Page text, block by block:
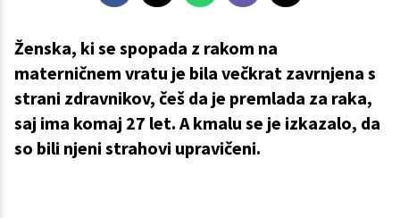
Ženska, ki se spopada z rakom na
materničnem vratu je bila večkrat zavrnjena s
strani zdravnikov, češ da je premlada za raka,
saj ima komaj 27 let. A kmalu se je izkazalo, da
so bili njeni strahovi upravičeni.